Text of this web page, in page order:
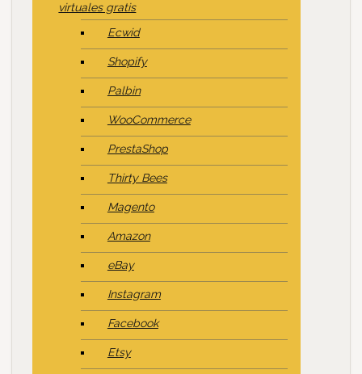
virtuales gratis
Ecwid
Shopify
Palbin
WooCommerce
PrestaShop
Thirty Bees
Magento
Amazon
eBay
Instagram
Facebook
Etsy